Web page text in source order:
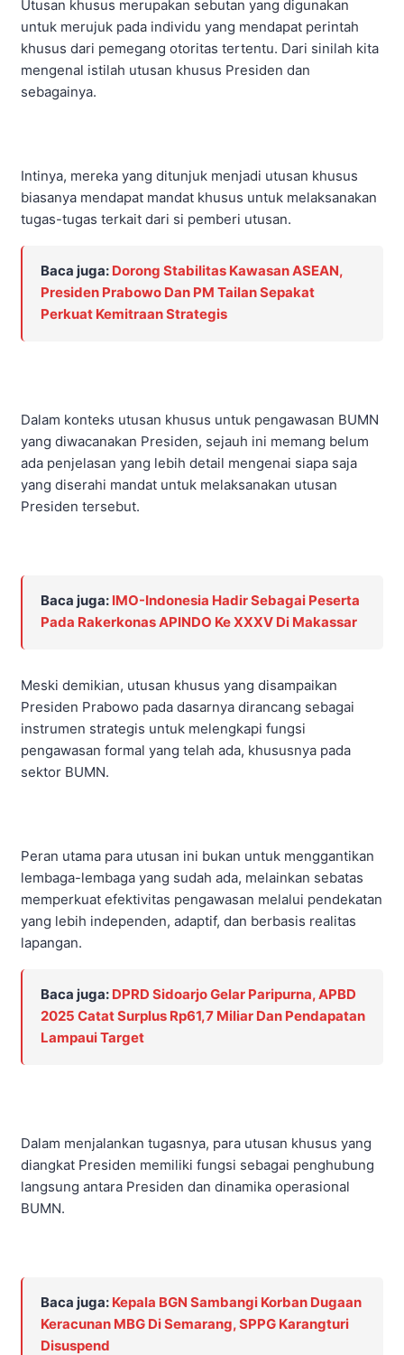
Utusan khusus merupakan sebutan yang digunakan
untuk merujuk pada individu yang mendapat perintah
khusus dari pemegang otoritas tertentu. Dari sinilah kita
mengenal istilah utusan khusus Presiden dan
sebagainya.
Intinya, mereka yang ditunjuk menjadi utusan khusus
biasanya mendapat mandat khusus untuk melaksanakan
tugas-tugas terkait dari si pemberi utusan.
Baca juga: Dorong Stabilitas Kawasan ASEAN,
Presiden Prabowo Dan PM Tailan Sepakat
Perkuat Kemitraan Strategis
Dalam konteks utusan khusus untuk pengawasan BUMN
yang diwacanakan Presiden, sejauh ini memang belum
ada penjelasan yang lebih detail mengenai siapa saja
yang diserahi mandat untuk melaksanakan utusan
Presiden tersebut.
Baca juga: IMO-Indonesia Hadir Sebagai Peserta
Pada Rakerkonas APINDO Ke XXXV Di Makassar
Meski demikian, utusan khusus yang disampaikan
Presiden Prabowo pada dasarnya dirancang sebagai
instrumen strategis untuk melengkapi fungsi
pengawasan formal yang telah ada, khususnya pada
sektor BUMN.
Peran utama para utusan ini bukan untuk menggantikan
lembaga-lembaga yang sudah ada, melainkan sebatas
memperkuat efektivitas pengawasan melalui pendekatan
yang lebih independen, adaptif, dan berbasis realitas
lapangan.
Baca juga: DPRD Sidoarjo Gelar Paripurna, APBD
2025 Catat Surplus Rp61,7 Miliar Dan Pendapatan
Lampaui Target
Dalam menjalankan tugasnya, para utusan khusus yang
diangkat Presiden memiliki fungsi sebagai penghubung
langsung antara Presiden dan dinamika operasional
BUMN.
Baca juga: Kepala BGN Sambangi Korban Dugaan
Keracunan MBG Di Semarang, SPPG Karangturi
Disuspend